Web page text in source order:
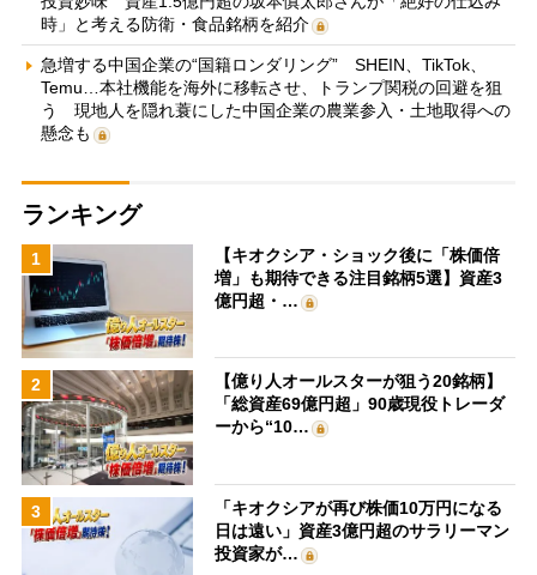
時」と考える防衛・食品銘柄を紹介
急増する中国企業の“国籍ロンダリング” SHEIN、TikTok、
Temu…本社機能を海外に移転させ、トランプ関税の回避を狙
う 現地人を隠れ蓑にした中国企業の農業参入・土地取得への
懸念も
ランキング
1
【キオクシア・ショック後に「株価倍
増」も期待できる注目銘柄5選】資産3
億円超・…
2
【億り人オールスターが狙う20銘柄】
「総資産69億円超」90歳現役トレーダ
ーから“10…
3
「キオクシアが再び株価10万円になる
日は遠い」資産3億円超のサラリーマン
投資家が…